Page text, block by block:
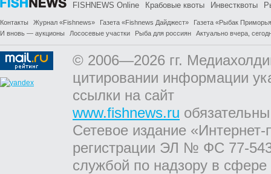
FISHNEWS Online Крабовые квоты Инвестквоты
Контакты Журнал «Fishnews» Газета «Fishnews Дайджест»
Газета «Рыбак
И вновь — аукционы
Лососевые участки Рыба для россиян Актуально вчера,
© 2006—2026 гг.
цитировании информации
ссылки на сайт
www.fishnews.ru
Сетевое издание
регистрации ЭЛ № ФС 77-
службой по надзору в